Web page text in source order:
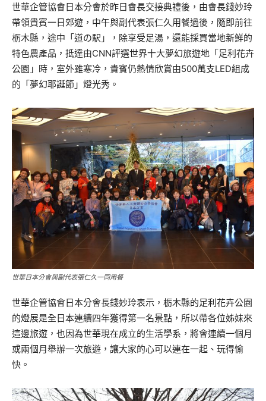
世華企管協會日本分會於昨日會長交接典禮後，由會長錢妙玲
帶領貴賓一日郊遊，中午與副代表張仁久用餐過後，隨即前往
栃木縣，途中「道の駅」，除享受足湯，還能採買當地新鮮的
特色農產品，抵達由CNN評選世界十大夢幻旅遊地「足利花卉
公園」時，室外雖寒冷，貴賓仍熱情欣賞由500萬支LED組成
的「夢幻耶誕節」燈光秀。
世華日本分會與副代表張仁久一同用餐
世華企管協會日本分會長錢妙玲表示，栃木縣的足利花卉公園
的燈展是全日本連續四年獲得第一名景點，所以帶各位姊妹來
這邊旅遊，也因為世華現在成立的生活學系，將會連續一個月
或兩個月舉辦一次旅遊，讓大家的心可以連在一起、玩得愉
快。